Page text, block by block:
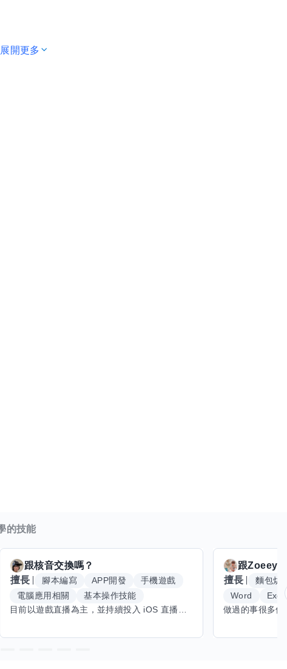
戶們開發最具競爭力的產品，市場版圖已有逐步擴展到台灣
，提供更傑出的產品與服務，提升無窮的成長潛力，也希
展開更多
的技能
跟核音交換嗎？
擅長
腳本編寫 APP開發
手機遊戲
電腦應用相關
基本操作技能
跟Zoeey
擅長
麵包烘焙
Word
Excel